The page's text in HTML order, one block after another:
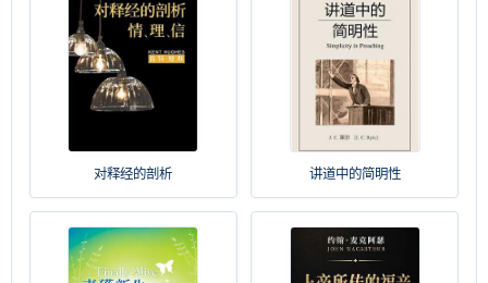
对释经的剖析 讲道中的简明性